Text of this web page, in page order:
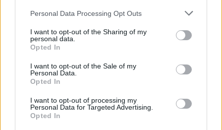
This information may also be disclosed by us to third parties
disclose it to other third parties.
Please note that this website/app uses one or more Google
services and may gather and store information including but
not limited to your visit or usage behaviour. You may click to
grant or deny consent to Google and its third-party tags to
consent section.
Personal Data Processing Opt Outs
I want to opt-out of the Sharing of my
personal data.
Opted In
I want to opt-out of the Sale of my
Personal Data.
Opted In
I want to opt-out of processing my
Personal Data for Targeted Advertising.
Opted In